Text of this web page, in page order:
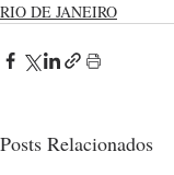
RIO DE JANEIRO
Posts Relacionados